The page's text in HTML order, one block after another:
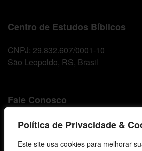
Política de Privacidade &
Este site usa cookies para melhorar
Centro de Estudos Bíblicos
CNPJ: 29.832.607/0001-10
São Leopoldo, RS, Brasil
Fale Conosco
E-mails
comunicacao@cebi.org.br